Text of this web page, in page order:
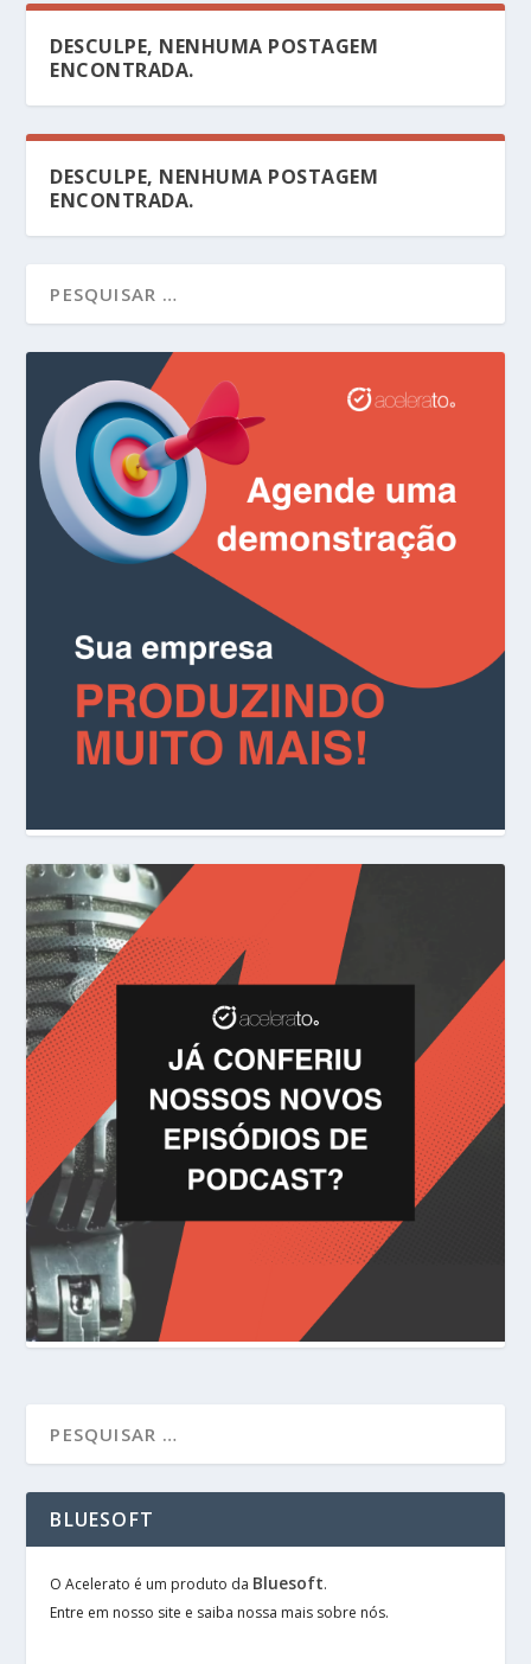
DESCULPE, NENHUMA POSTAGEM
ENCONTRADA.
DESCULPE, NENHUMA POSTAGEM
ENCONTRADA.
BLUESOFT
O Acelerato é um produto da Bluesoft.
Entre em nosso site e saiba nossa mais sobre nós.